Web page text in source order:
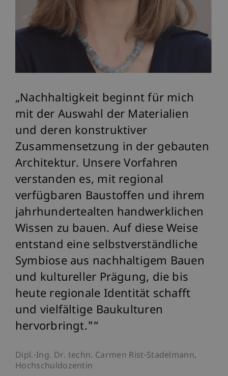
Nachhaltigkeit beginnt für mich
mit der Auswahl der Materialien
und deren konstruktiver
Zusammensetzung in der gebauten
Architektur. Unsere Vorfahren
verstanden es, mit regional
verfügbaren Baustoffen und ihrem
jahrhundertealten handwerklichen
Wissen zu bauen. Auf diese Weise
entstand eine selbstverständliche
Symbiose aus nachhaltigem Bauen
und kultureller Prägung, die bis
heute regionale Identität schafft
und vielfältige Baukulturen
hervorbringt."
Dipl.-Ing. Dr. techn. Carmen Rist-Stadelmann,
Hochschuldozentin